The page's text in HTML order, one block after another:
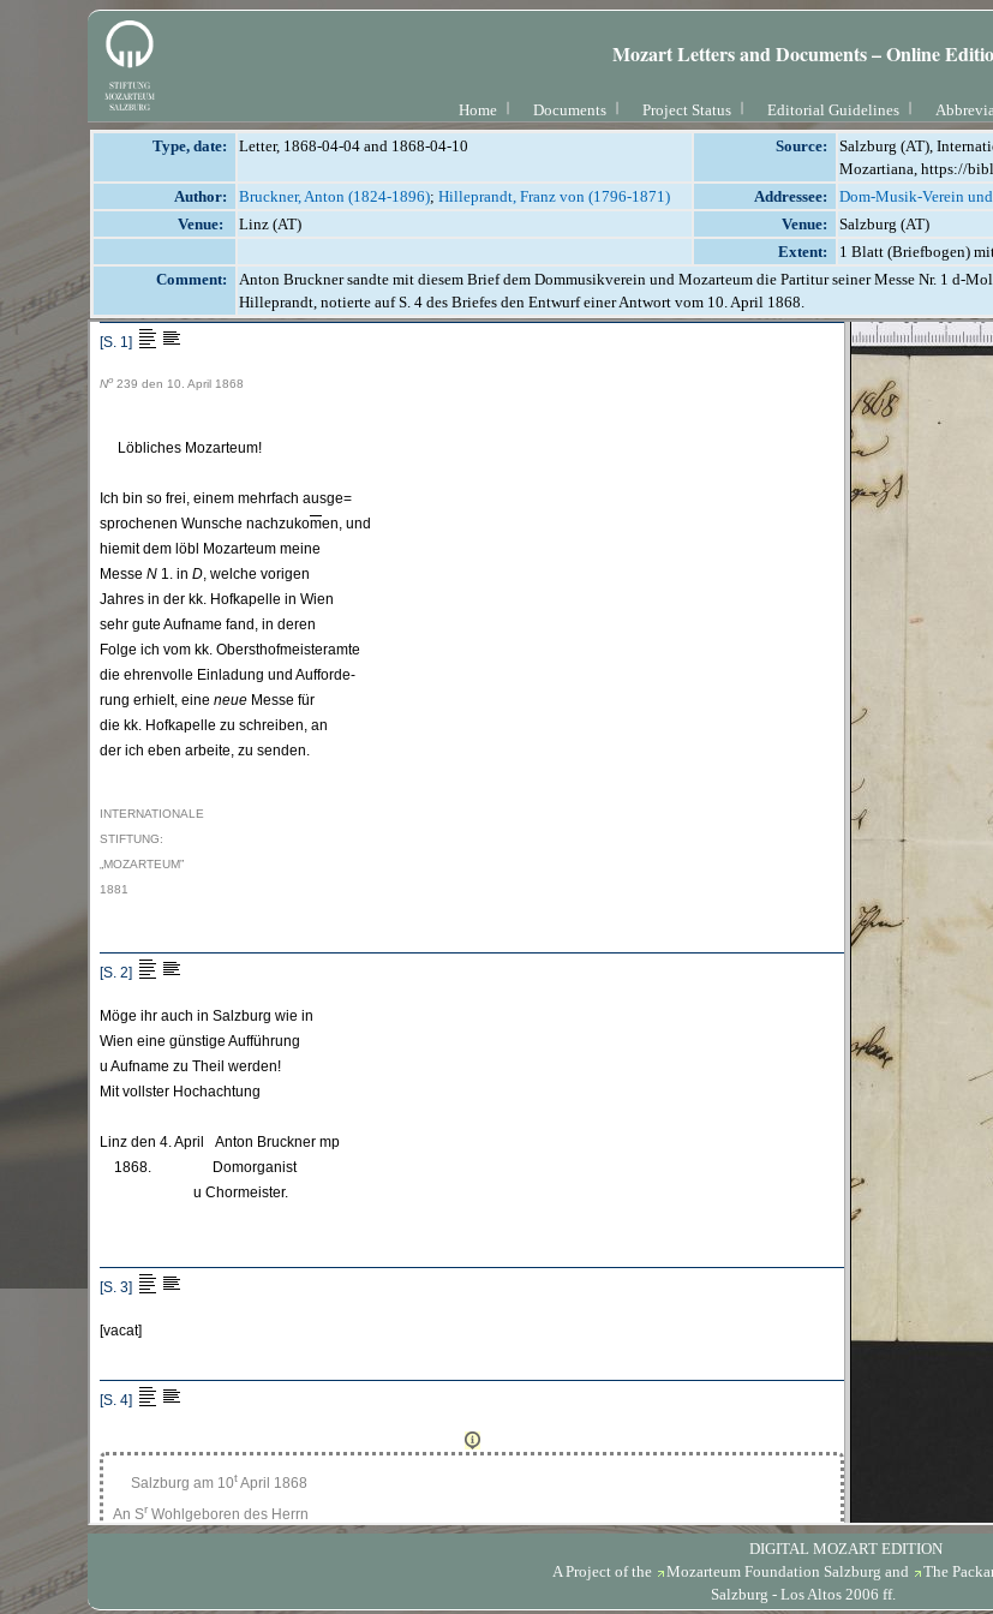
Mozart Letters and Documents – Online
Home Documents Project Status Editorial Guidelines
Type, date: Letter, 1868-04-04 and 1868-04-10 Source:
Salzburg (AT),
Mozartiana, https://
Author:
Bruckner, Anton (1824-1896); Hilleprandt, Franz von (1796-1871) Addressee: Dom-Musik-Verein
Venue:
Linz (AT) Venue:
Salzburg (AT)
Extent:
1 Blatt (Briefbogen)
Comment:
Anton Bruckner sandte mit diesem Brief dem Dommusikverein und Mozarteum die Partitur seiner Messe Nr. 1 d-
Hilleprandt, notierte auf S. 4 des Briefes den Entwurf einer Antwort vom 10. April 1868.
DIGITAL MOZART EDITION
A Project of the
Mozarteum Foundation Salzburg and
The
Salzburg - Los Altos 2006 ff.